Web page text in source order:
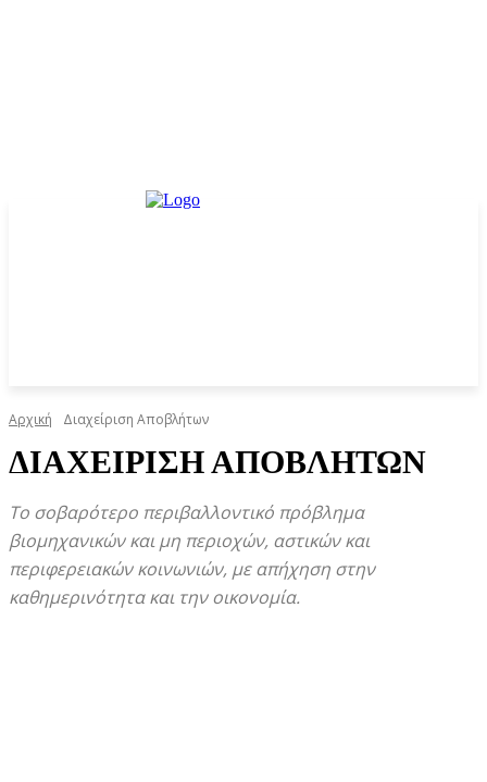
Αρχική Διαχείριση Αποβλήτων
ΔΙΑΧΕΊΡΙΣΗ ΑΠΟΒΛΉΤΩΝ
Το σοβαρότερο περιβαλλοντικό πρόβλημα
βιομηχανικών και μη περιοχών, αστικών και
περιφερειακών κοινωνιών, με απήχηση στην
καθημερινότητα και την οικονομία.